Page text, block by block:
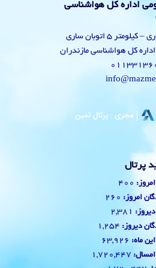
اداره کل هواشناسی
آدرس: ساری – کیلومتر 5 اتوبان ساری
کل هواشناسی مازندران
پرتال
400
امروز: 260
2,381
دیروز: 1,254
ماه: 63,926
امسال: 1,720,447